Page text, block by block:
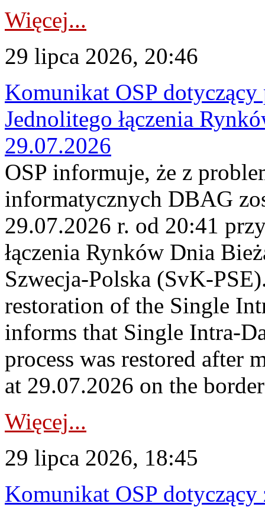
Więcej...
29 lipca 2026, 20:46
Komunikat OSP
Jednolitego łączenia
29.07.2026
OSP informuje, że z
informatycznych DBAG
29.07.2026 r. od 20:41
łączenia Rynków Dnia
Szwecja-Polska (SvK-
restoration of the Single
informs that Single Intra-
process was restored after
at 29.07.2026 on the
Więcej...
29 lipca 2026, 18:45
Komunikat OSP dotyczący